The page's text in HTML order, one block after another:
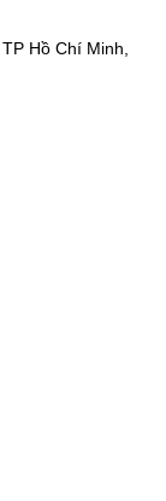
Hồ Chí Minh,